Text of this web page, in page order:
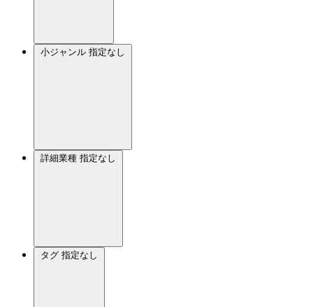
小ジャンル 指定なし
詳細業種 指定なし
タグ 指定なし